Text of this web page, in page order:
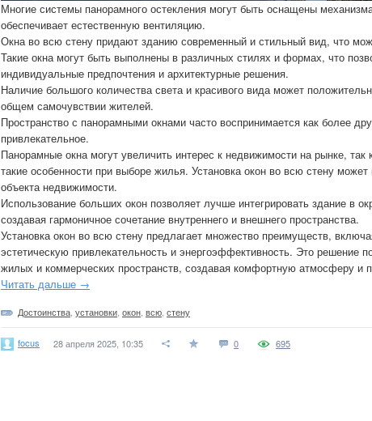
Многие системы панорамного остекления могут быть оснащены
обеспечивает естественную вентиляцию.
Окна во всю стену придают зданию современный и стильный вид, что
Такие окна могут быть выполнены в различных стилях и формах, что
индивидуальные предпочтения и архитектурные решения.
Наличие большого количества света и красивого вида может
общем самочувствии жителей.
Пространство с панорамными окнами часто воспринимается как более
привлекательное.
Панорамные окна могут увеличить интерес к недвижимости на рынке, так
такие особенности при выборе жилья. Установка окон во всю стену
объекта недвижимости.
Использование больших окон позволяет лучше интегрировать здание в
создавая гармоничное сочетание внутреннего и внешнего пространства.
Установка окон во всю стену предлагает множество преимуществ,
эстетическую привлекательность и энергоэффективность. Это решение
жилых и коммерческих пространств, создавая комфортную атмосферу и
Читать дальше →
Достоинства установки окон всю стену
focus 28 апреля 2025, 10:35 0 695